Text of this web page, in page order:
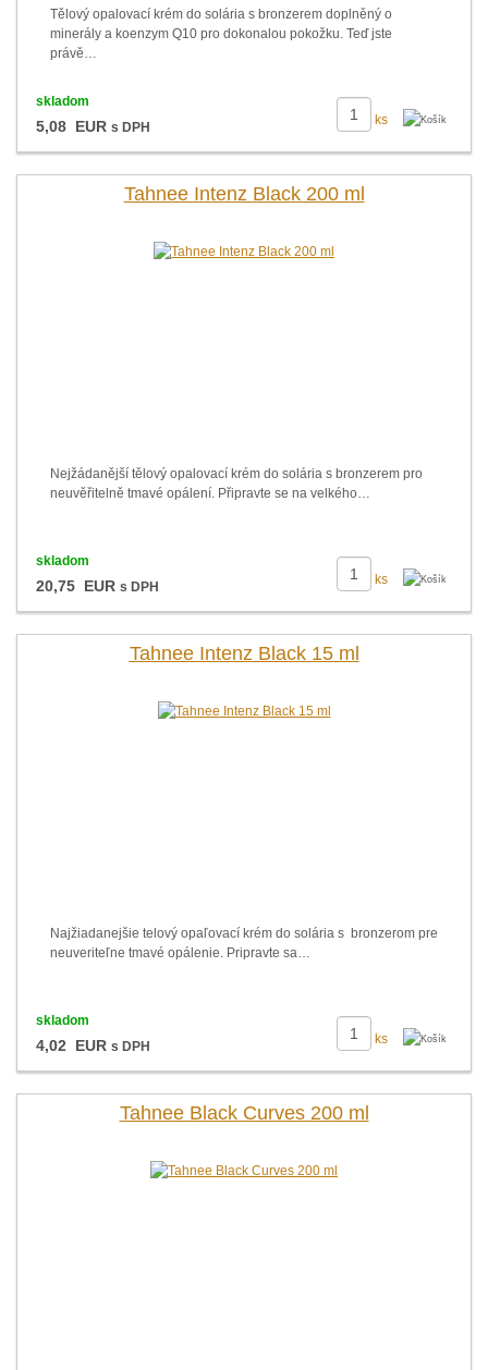
Tělový opalovací krém do solária s bronzerem doplněný o
minerály a koenzym Q10 pro dokonalou pokožku. Teď jste
právě…
ks
skladom
5,08 EUR s DPH
Tahnee Intenz Black 200 ml
Nejžádanější tělový opalovací krém do solária s bronzerem pro
neuvěřitelně tmavé opálení. Připravte se na velkého…
ks
skladom
20,75 EUR s DPH
Tahnee Intenz Black 15 ml
Najžiadanejšie telový opaľovací krém do solária s bronzerom pre
neuveriteľne tmavé opálenie. Pripravte sa…
ks
skladom
4,02 EUR s DPH
Tahnee Black Curves 200 ml